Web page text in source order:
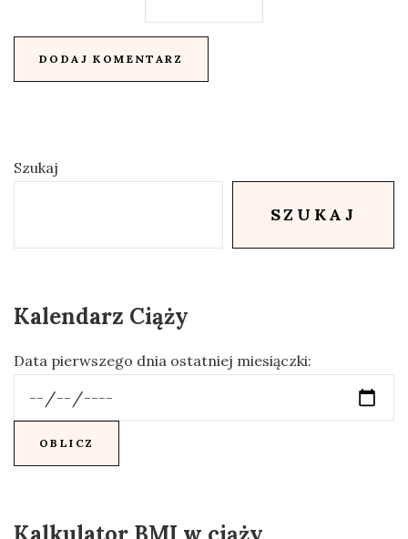
Szukaj
SZUKAJ
Kalendarz Ciąży
Data pierwszego dnia ostatniej miesiączki: